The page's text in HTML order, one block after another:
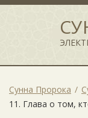
Сунна Пророка
11. Глава о том,